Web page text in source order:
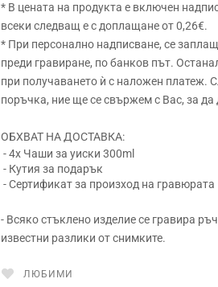
Next
* В цената на продукта е включен
всеки следващ е с доплащане от 0,26€.
* При персонално надписване, се
преди гравиране, по банков път.
при получаването ѝ с наложен платеж.
поръчка, ние ще се свържем с Вас, за да
ОБХВАТ НА ДОСТАВКА:
- 4x Чаши за уиски 300ml
- Кутия за подарък
- Сертификат за произход на гравюрата
- Всяко стъклено изделие се гравира
известни разлики от снимките.
ЛЮБИМИ